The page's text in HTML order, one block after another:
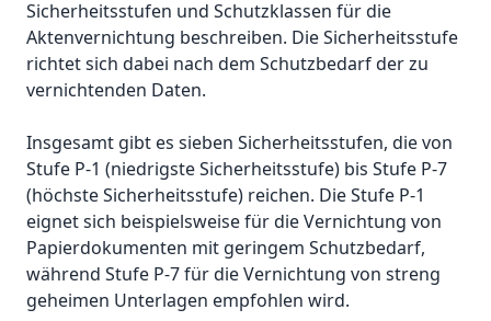
Sicherheitsstufen und Schutzklassen für die
Aktenvernichtung beschreiben. Die Sicherheitsstufe
richtet sich dabei nach dem Schutzbedarf der zu
vernichtenden Daten.
Insgesamt gibt es sieben Sicherheitsstufen, die von
Stufe P-1 (niedrigste Sicherheitsstufe) bis Stufe P-7
(höchste Sicherheitsstufe) reichen. Die Stufe P-1
eignet sich beispielsweise für die Vernichtung von
Papierdokumenten mit geringem Schutzbedarf,
während Stufe P-7 für die Vernichtung von streng
geheimen Unterlagen empfohlen wird.